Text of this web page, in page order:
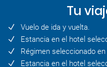
Tu
Vuelo de ida y vuelta.
Estancia en el hotel
Régimen seleccionado
Estancia en el hotel